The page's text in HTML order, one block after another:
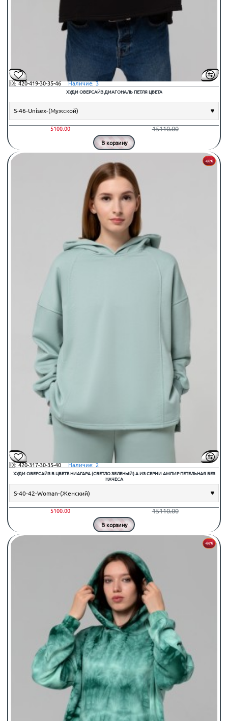
🆔: 420-419-30-35-46 ⠀Наличие: 3
ХУДИ ОВЕРСАЙЗ ДИАГОНАЛЬ ПЕТЛЯ ЦВЕТА
5100.00 15110.00
В корзину
-66%
🆔: 420-317-30-35-40 ⠀Наличие: 2
ХУДИ ОВЕРСАЙЗ В ЦВЕТЕ НИАГАРА (СВЕТЛО ЗЕЛЕНЫЙ) А ИЗ СЕРИИ АМПИР ПЕТЕЛЬНАЯ БЕЗ
НАЧЕСА
5100.00 15110.00
В корзину
-66%